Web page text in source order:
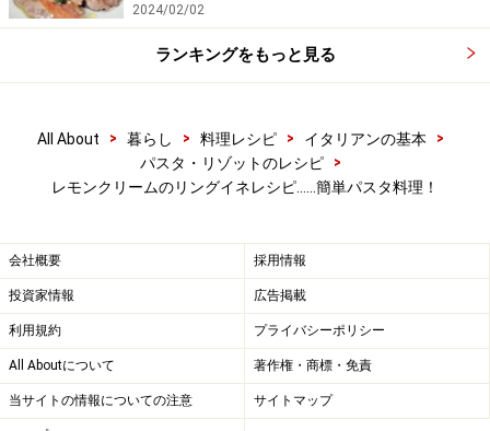
2024/02/02
ランキングをもっと見る
All About > 暮らし > 料理レシピ > イタリアンの基本
>
パスタ・リゾットのレシピ
>
レモンクリームのリングイネレシピ……簡単パスタ料理！
会社概要 採用情報
投資家情報 広告掲載
利用規約 プライバシーポリシー
All Aboutについて 著作権・商標・免責
当サイトの情報についての注意 サイトマップ